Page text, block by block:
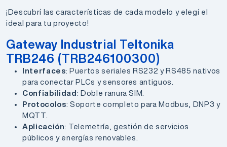
¡Descubrí las características de cada modelo y elegí el
ideal para tu proyecto!
Gateway Industrial Teltonika
TRB246 (TRB246100300)
Interfaces: Puertos seriales RS232 y RS485 nativos
para conectar PLCs y sensores antiguos.
Confiabilidad : Doble ranura SIM.
Protocolos: Soporte completo para Modbus, DNP3 y
MQTT.
Aplicación: Telemetría, gestión de servicios
públicos y energías renovables.